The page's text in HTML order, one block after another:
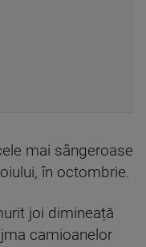
mai sângeroase
în octombrie.
joi dimineață
camioanelor